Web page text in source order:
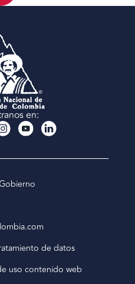
en:
de datos
uso contenido web